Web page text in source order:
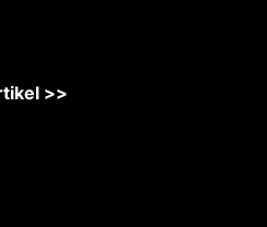
>>